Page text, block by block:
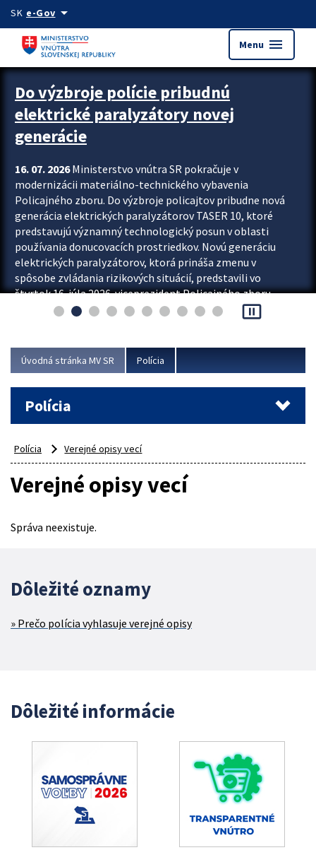
Preskocit na hlavný obsah
SK e-Govarrow_drop_down
Menu menu
Zastavit automatický posun upútavok
Do výzbroje polície pribudnú
elektrické paralyzátory novej
generácie
16. 07. 2026Ministerstvo vnútra SR pokračuje v
modernizácii materiálno-technického vybavenia
Policajného zboru. Do výzbroje policajtov pribudne nová
generácia elektrických paralyzátorov TASER 10, ktoré
predstavujú významný technologický posun v oblasti
používania donucovacích prostriedkov. Novú generáciu
elektrických paralyzátorov, ktorá prináša zmenu v
spôsobe zvládania rizikových situácií, predstavili vo
štvrtok 16. júla 2026 viceprezident Policajného zboru
Rastislav Polakovič a riaditeľ odboru výcviku...
pause_presentation
Úvodná stránka MV SR Polícia
Polícia
Polícia Verejné opisy vecí
Verejné opisy vecí
Správa neexistuje.
Dôležité oznamy
Prečo polícia vyhlasuje verejné opisy
Dôležité informácie